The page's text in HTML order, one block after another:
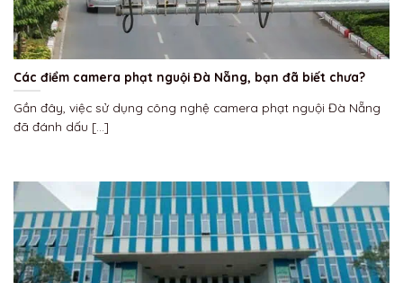
Các điểm camera phạt nguội Đà Nẵng, bạn đã biết chưa?
Gần đây, việc sử dụng công nghệ camera phạt nguội Đà Nẵng
đã đánh dấu [...]